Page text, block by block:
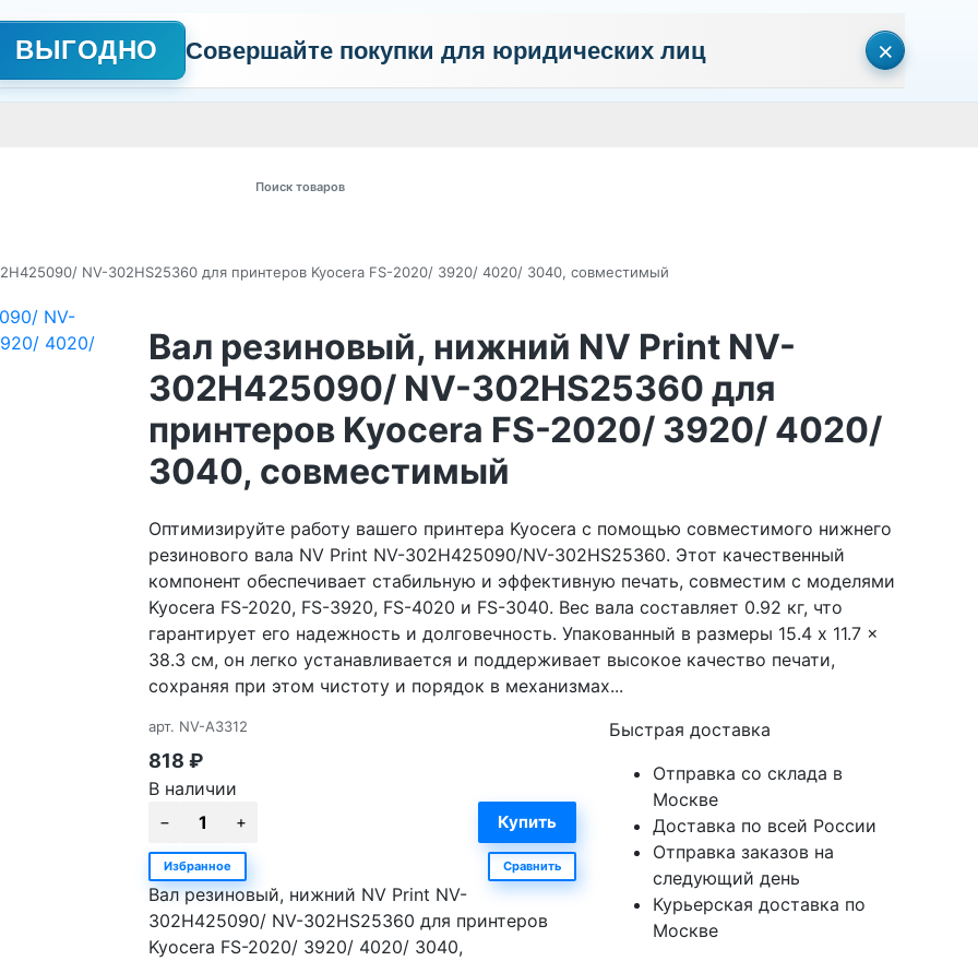
ВЫГОДНО Совершайте покупки для юридических лиц ×
NV-302HS25360 для принтеров Kyocera FS-2020/ 3920/ 4020/ 3040, совместимый
Вал резиновый, нижний NV Print NV-
302H425090/ NV-302HS25360 для
принтеров Kyocera FS-2020/ 3920/ 4020/
3040, совместимый
Оптимизируйте работу вашего принтера Kyocera с помощью совместимого нижнего
резинового вала NV Print NV-302H425090/NV-302HS25360. Этот качественный
компонент обеспечивает стабильную и эффективную печать, совместим с моделями
Kyocera FS-2020, FS-3920, FS-4020 и FS-3040. Вес вала составляет 0.92 кг, что
гарантирует его надежность и долговечность. Упакованный в размеры 15.4 x 11.7 x
38.3 см, он легко устанавливается и поддерживает высокое качество печати,
сохраняя при этом чистоту и порядок в механизмах...
арт. NV-A3312
818 ₽
В наличии
Избранное Сравнить
Вал резиновый, нижний NV Print NV-
302H425090/ NV-302HS25360 для принтеров
Kyocera FS-2020/ 3920/ 4020/ 3040,
Быстрая доставка
Отправка со склада в
Москве
Доставка по всей России
Отправка заказов на
следующий день
Курьерская доставка по
Москве